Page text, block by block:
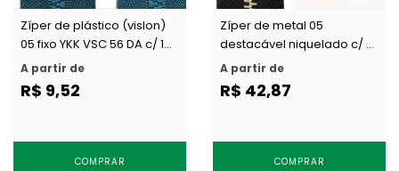
Zíper de plástico (vislon)
05 fixo YKK VSC 56 DA c/ 1
un
A partir de
R$ 9,52
COMPRAR
Zíper de metal 05
destacável niquelado c/ 2
cursores YKK RNMMR5
DA8LH c/ 1 un
A partir de
R$ 42,87
COMPRAR